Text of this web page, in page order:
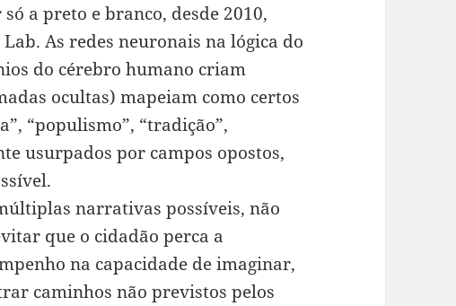
a preto e branco, desde 2010,
As redes neuronais na lógica do
do cérebro humano criam
ocultas) mapeiam como certos
“populismo”, “tradição”,
usurpados por campos opostos,
narrativas possíveis, não
que o cidadão perca a
na capacidade de imaginar,
caminhos não previstos pelos